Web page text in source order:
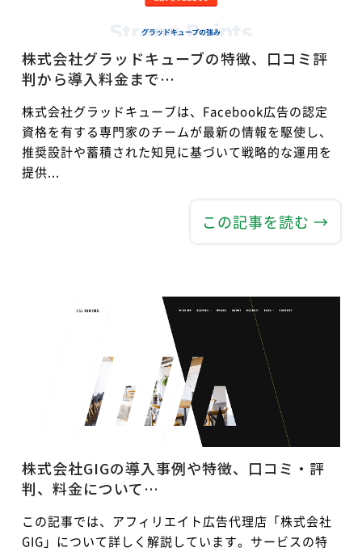
株式会社グラッドキューブの特徴、口コミ評
判から導入料金まで…
株式会社グラッドキューブは、Facebook広告の認定
資格を有する専門家のチームが最新の情報を駆使し、
推奨設計や蓄積された知見に基づいて戦略的な運用を
提供...
この記事を読む →
株式会社GIGの導入事例や特徴、口コミ・評
判、料金について…
この記事では、アフィリエイト広告代理店「株式会社
GIG」について詳しく解説しています。サービスの特